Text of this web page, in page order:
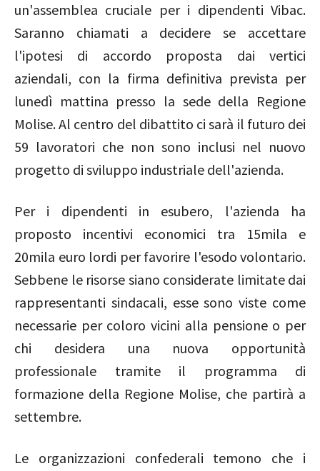
un'assemblea cruciale per i dipendenti Vibac.
Saranno chiamati a decidere se accettare
l'ipotesi di accordo proposta dai vertici
aziendali, con la firma definitiva prevista per
lunedì mattina presso la sede della Regione
Molise. Al centro del dibattito ci sarà il futuro dei
59 lavoratori che non sono inclusi nel nuovo
progetto di sviluppo industriale dell'azienda.
Per i dipendenti in esubero, l'azienda ha
proposto incentivi economici tra 15mila e
20mila euro lordi per favorire l'esodo volontario.
Sebbene le risorse siano considerate limitate dai
rappresentanti sindacali, esse sono viste come
necessarie per coloro vicini alla pensione o per
chi desidera una nuova opportunità
professionale tramite il programma di
formazione della Regione Molise, che partirà a
settembre.
Le organizzazioni confederali temono che i